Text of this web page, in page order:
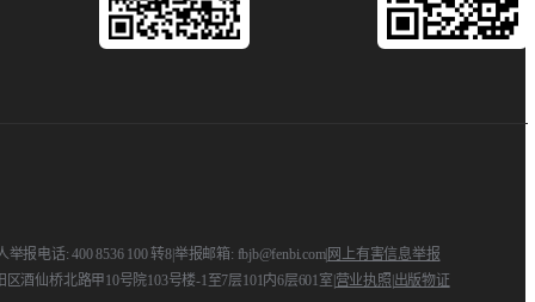
报电话: 400 8536 100 转8|举报邮箱: fbjb@fenbi.com|网上有害信息举报
区酒仙桥北路甲10号院103号楼-1至7层101内6层601室|营业执照|出版物证